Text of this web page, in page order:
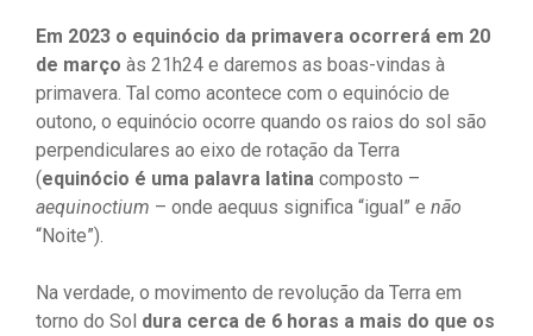
Em 2023 o equinócio da primavera ocorrerá em 20
de março às 21h24 e daremos as boas-vindas à
primavera. Tal como acontece com o equinócio de
outono, o equinócio ocorre quando os raios do sol são
perpendiculares ao eixo de rotação da Terra
(equinócio é uma palavra latina composto –
aequinoctium – onde aequus significa “igual” e não
“Noite”).
Na verdade, o movimento de revolução da Terra em
torno do Sol dura cerca de 6 horas a mais do que os